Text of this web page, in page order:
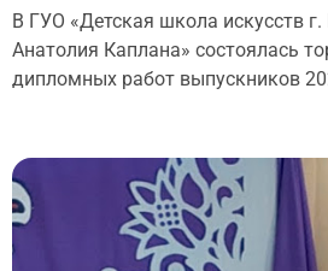
В ГУО «Детская школа искусств
Анатолия Каплана» состоялась
дипломных работ выпускников